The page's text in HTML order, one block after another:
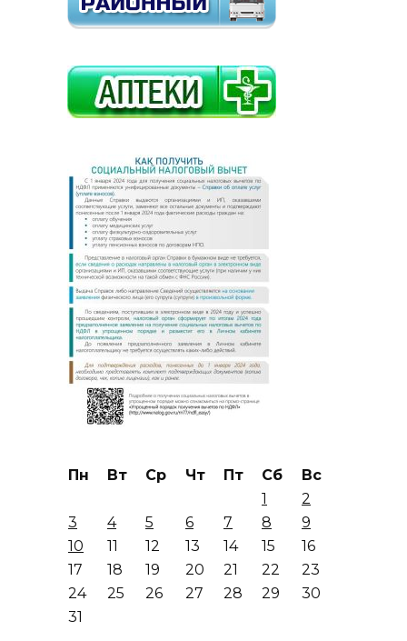
Пн Вт Ср Чт Пт Сб
Вс
1
2
3
4 5 6 7 8
9
10
11 12 13 14 15
16
17
18 19 20 21 22
23
24
25 26 27 28 29
30
31